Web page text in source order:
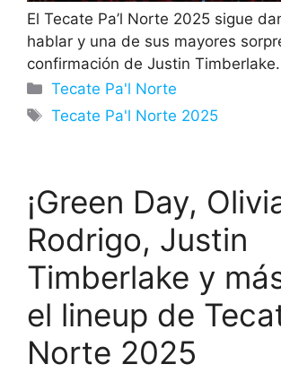
El Tecate Pa’l Norte 2025 sigue
hablar y una de sus mayores
confirmación de Justin Timberlake.
Categorías
Tecate Pa'l Norte
Etiquetas
Tecate Pa'l Norte 2025
¡Green Day,
Rodrigo, Justin
Timberlake y
el lineup de
Norte 2025